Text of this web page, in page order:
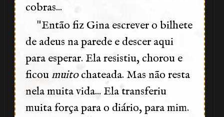
cobras...
"Então fiz Gina escrever o bilhete
de adeus na parede e descer aqui
para esperar. Ela resistiu, chorou e
ficoumuitochateada. Mas não resta
nela muita vida... Ela transferiu
muita força para o diário, para mim.
1️⃣ 8️⃣